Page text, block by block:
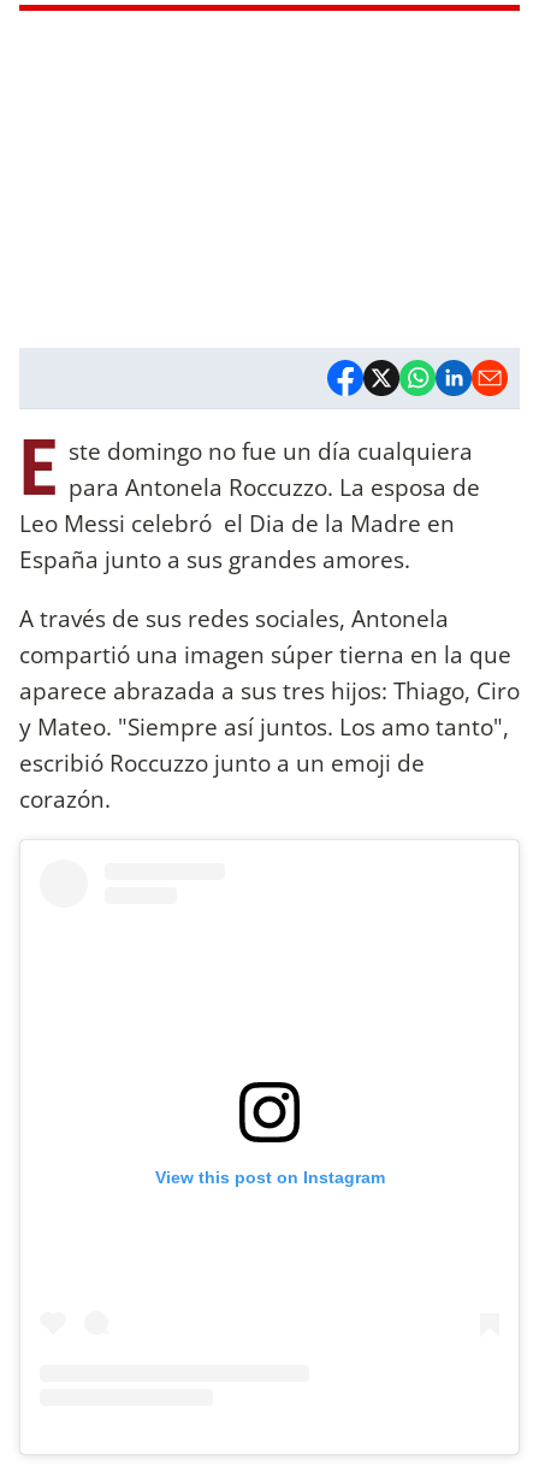
E ste domingo no fue un día cualquiera
para Antonela Roccuzzo. La esposa de
Leo Messi celebró el Dia de la Madre en
España junto a sus grandes amores.
A través de sus redes sociales, Antonela
compartió una imagen súper tierna en la que
aparece abrazada a sus tres hijos: Thiago, Ciro
y Mateo. "Siempre así juntos. Los amo tanto",
escribió Roccuzzo junto a un emoji de
corazón.
View this post on Instagram